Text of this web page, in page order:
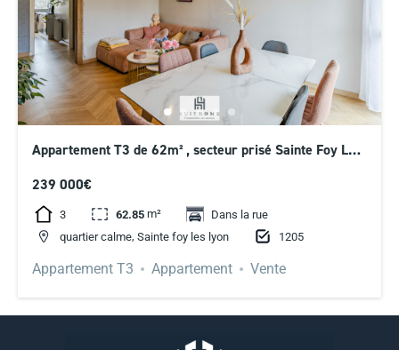
Appartement T3 de 62m² , secteur prisé Sainte Foy Les
239 000€
3 62.85 m²
Dans la rue
quartier calme ,Sainte foy les lyon 1205
Appartement T3 Appartement Vente